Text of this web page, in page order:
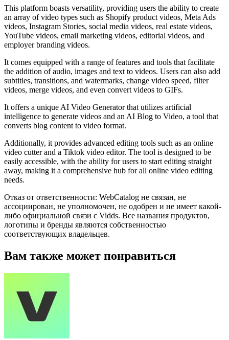
This platform boasts versatility, providing users the ability to create
an array of video types such as Shopify product videos, Meta Ads
videos, Instagram Stories, social media videos, real estate videos,
YouTube videos, email marketing videos, editorial videos, and
employer branding videos.
It comes equipped with a range of features and tools that facilitate
the addition of audio, images and text to videos. Users can also add
subtitles, transitions, and watermarks, change video speed, filter
videos, merge videos, and even convert videos to GIFs.
It offers a unique AI Video Generator that utilizes artificial
intelligence to generate videos and an AI Blog to Video, a tool that
converts blog content to video format.
Additionally, it provides advanced editing tools such as an online
video cutter and a Tiktok video editor. The tool is designed to be
easily accessible, with the ability for users to start editing straight
away, making it a comprehensive hub for all online video editing
needs.
Отказ от ответственности: WebCatalog не связан, не
ассоциирован, не уполномочен, не одобрен и не имеет какой-
либо официальной связи с Vidds. Все названия продуктов,
логотипы и бренды являются собственностью
соответствующих владельцев.
Вам также может понравиться